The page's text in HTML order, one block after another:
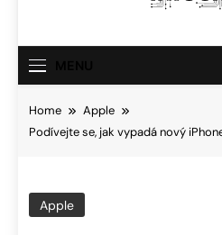
Home
Apple
Podívejte se, jak vypadá nový
Apple